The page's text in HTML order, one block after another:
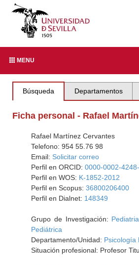
MENU
Búsqueda Departamentos
Ficha personal - Rafael
Rafael Martínez Cervantes
Telefono: 954 55.76 98
Email: Solicitar correo
Perfil en ORCID: 0000-0002-
Perfil en WOS: K-1852-2012
Perfil en Scopus: 36800206400
Perfil en Dialnet: 148349
Grupo de Investigación:
Pediátrica
Departamento/Unidad: Psicología
Situación profesional: Profesor